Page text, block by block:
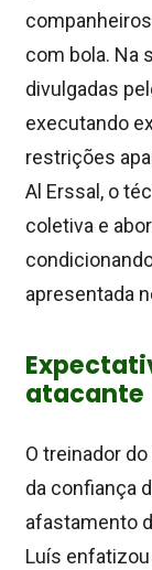
com bola. Na
divulgadas
executando
restrições
Al Erssal, o
coletiva e
apresentada
atacante
O treinador
da confiança
afastamento
Luís